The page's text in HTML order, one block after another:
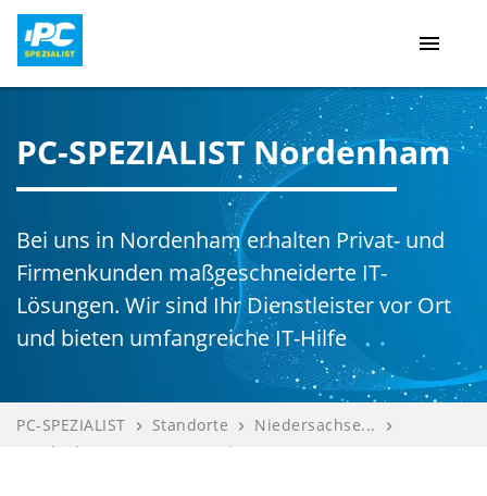
menu
PC-SPEZIALIST Nordenham
Bei uns in Nordenham erhalten Privat- und
Firmenkunden maßgeschneiderte IT-
Lösungen. Wir sind Ihr Dienstleister vor Ort
und bieten umfangreiche IT-Hilfe
PC-SPEZIALIST navigate_next Standorte navigate_next Niedersachse... navigate_next
Nordenham CTM IT-Servi...